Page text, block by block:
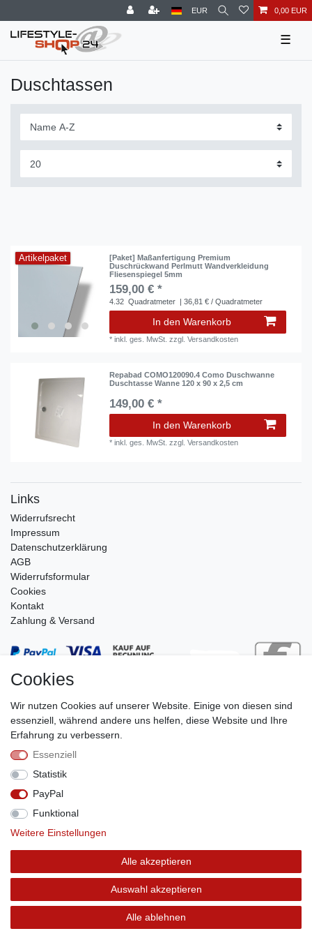
EUR 0,00 EUR
☰
Duschtassen
Artikelpaket
[Paket] Maßanfertigung Premium
Duschrückwand Perlmutt Wandverkleidung
Fliesenspiegel 5mm
159,00 € *
4.32 Quadratmeter | 36,81 € / Quadratmeter
In den Warenkorb
*inkl. ges. MwSt. zzgl.Versandkosten
Repabad COMO120090.4 Como Duschwanne
Duschtasse Wanne 120 x 90 x 2,5 cm
149,00 € *
In den Warenkorb
*inkl. ges. MwSt. zzgl.Versandkosten
Links
Widerrufs­recht
Impressum
Daten­schutz­erklärung
AGB
Widerrufsformular
Cookies
Kontakt
Zahlung & Versand
Stephan Roth GmbH
Vertrag widerrufen
Cookies
Wir nutzen Cookies auf unserer Website. Einige von diesen sind
essenziell, während andere uns helfen, diese Website und Ihre
Erfahrung zu verbessern.
Essenziell
Statistik
PayPal
Funktional
Weitere Einstellungen
Alle akzeptieren
Auswahl akzeptieren
Alle ablehnen